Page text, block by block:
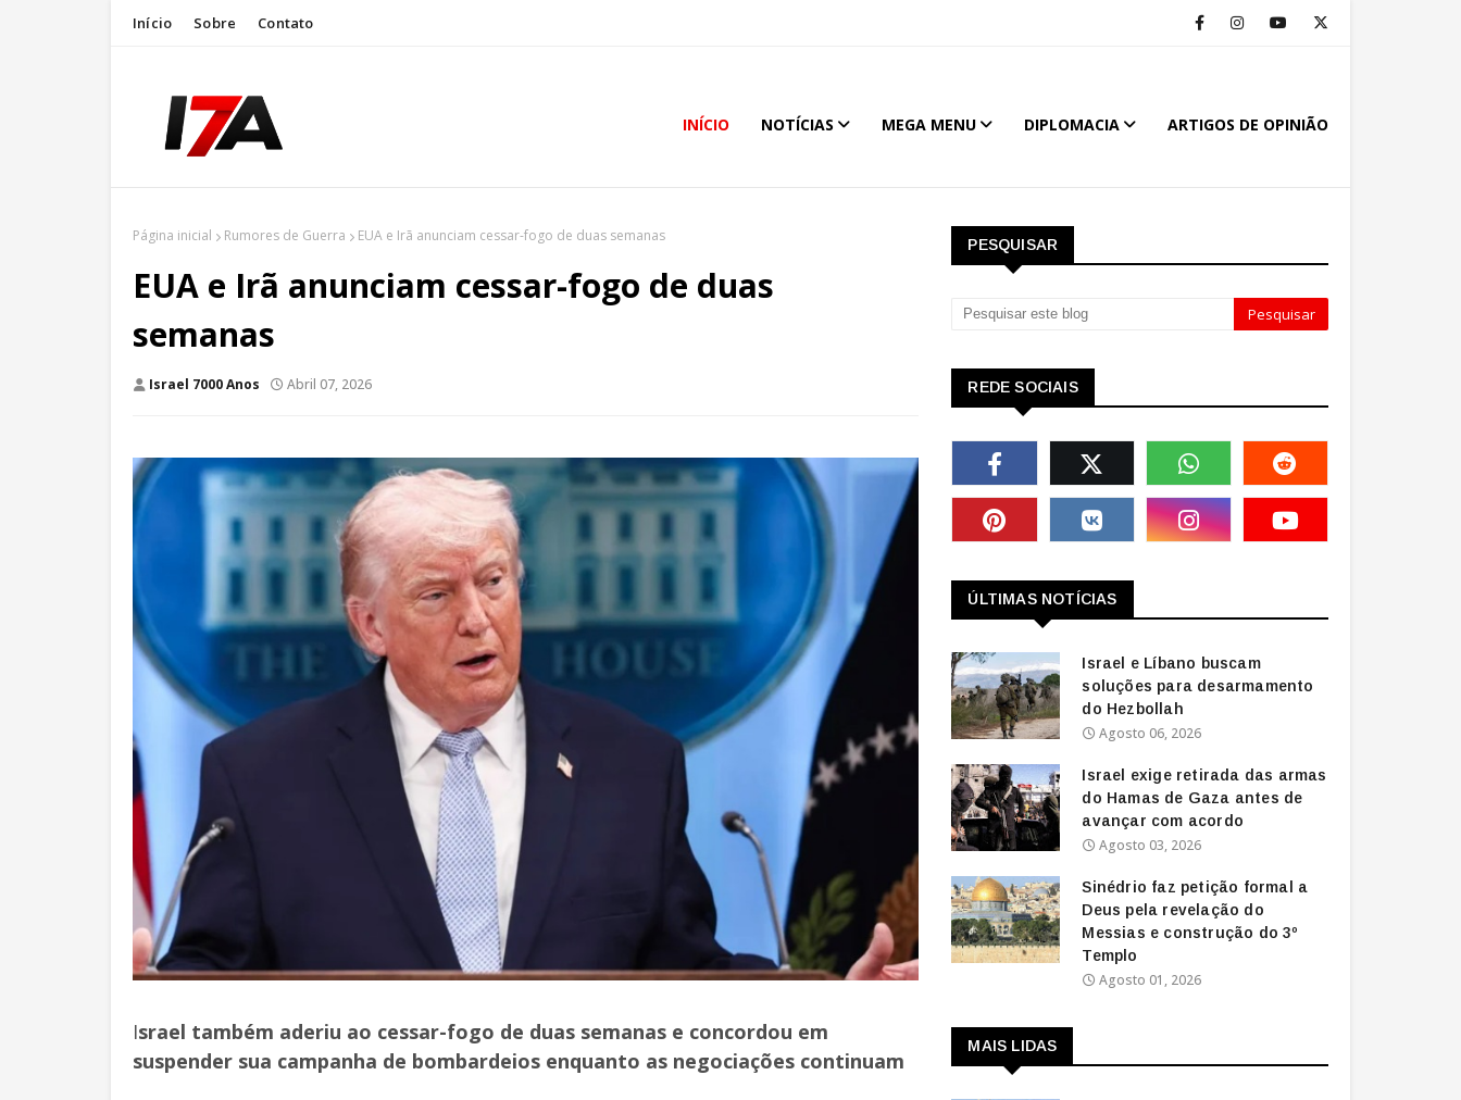
Início Sobre Contato
INÍCIO NOTÍCIAS MEGA MENU DIPLOMACIA ARTIGOS DE OPINIÃO
Página inicial Rumores de Guerra EUA e Irã anunciam cessar-fogo de duas semanas
EUA e Irã anunciam cessar-fogo de duas
semanas
Israel 7000 Anos Abril 07, 2026
Israel também aderiu ao cessar-fogo de duas semanas e concordou em
suspender sua campanha de bombardeios enquanto as negociações continuam
PESQUISAR
REDE SOCIAIS
ÚLTIMAS NOTÍCIAS
Israel e Líbano buscam
soluções para desarmamento
do Hezbollah
Agosto 06, 2026
Israel exige retirada das armas
do Hamas de Gaza antes de
avançar com acordo
Agosto 03, 2026
Sinédrio faz petição formal a
Deus pela revelação do
Messias e construção do 3º
Templo
Agosto 01, 2026
MAIS LIDAS